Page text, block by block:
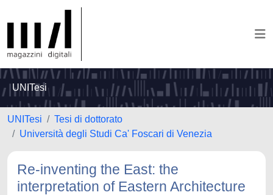
UNITesi
UNITesi
Tesi di dottorato
Università degli Studi Ca' Foscari di Venezia
Re-inventing the East: the
interpretation of Eastern Architecture